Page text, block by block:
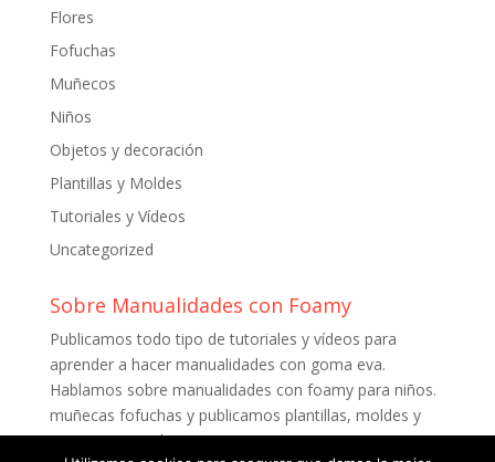
Flores
Fofuchas
Muñecos
Niños
Objetos y decoración
Plantillas y Moldes
Tutoriales y Vídeos
Uncategorized
Sobre Manualidades con Foamy
Publicamos todo tipo de tutoriales y vídeos para
aprender a hacer manualidades con goma eva.
Hablamos sobre manualidades con foamy para niños.
muñecas fofuchas y publicamos plantillas, moldes y
patrones para descargar gratis.